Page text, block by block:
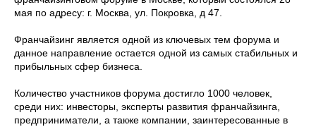
мая по адресу: г. Москва, ул. Покровка, д 47.
Франчайзинг является одной из ключевых тем форума и
данное направление остается одной из самых стабильных и
прибыльных сфер бизнеса.
Количество участников форума достигло 1000 человек,
среди них: инвесторы, эксперты развития франчайзинга,
предприниматели, а также компании, заинтересованные в